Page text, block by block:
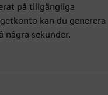
på tillgängliga
kan du generera
några sekunder.